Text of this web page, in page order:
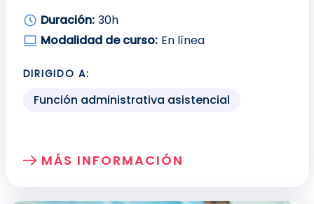
Duración: 30h
Modalidad de curso: En línea
DIRIGIDO A:
Función administrativa asistencial
MÁS INFORMACIÓN
SOBRE: HERRAMIENTAS Y